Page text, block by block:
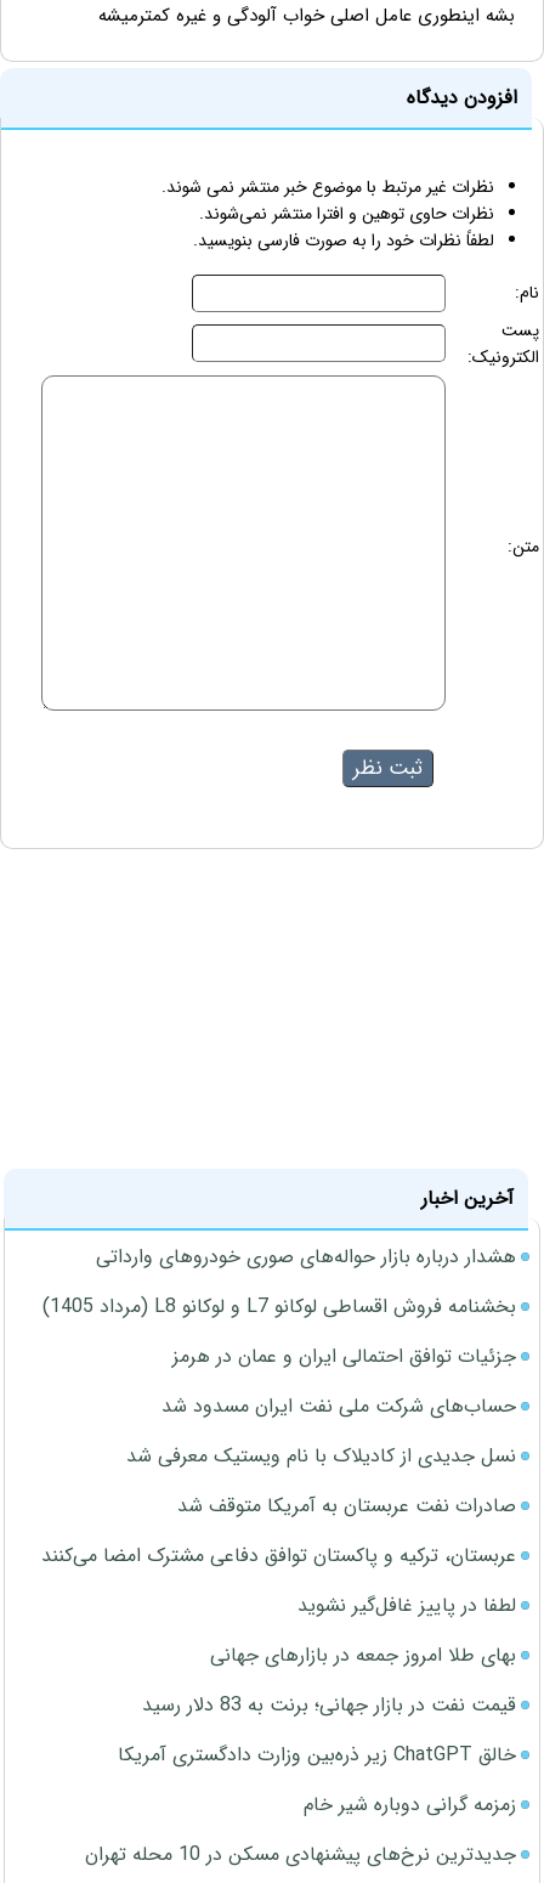
بشه اینطوری عامل اصلی خواب آلودگی و غیره کمترمیشه
افزودن دیدگاه
نظرات غیر مرتبط با موضوع خبر منتشر نمی شوند.
نظرات حاوی توهین و افترا منتشر نمی‌شوند.
لطفاً نظرات خود را به صورت فارسی بنویسید.
نام:
پست
الکترونیک:
متن:
آخرین اخبار
هشدار درباره بازار حواله‌های صوری خودروهای وارداتی
بخشنامه فروش اقساطی لوکانو L7 و لوکانو L8 (مرداد 1405)
جزئیات توافق احتمالی ایران و عمان در هرمز
حساب‌های شرکت ملی نفت ایران مسدود شد
نسل جدیدی از کادیلاک با نام ویستیک معرفی شد
صادرات نفت عربستان به آمریکا متوقف شد
عربستان، ترکیه و پاکستان توافق دفاعی مشترک امضا می‌کنند
لطفا در پاییز غافل‌گیر نشوید
بهای طلا امروز جمعه در بازارهای جهانی
قیمت نفت در بازار جهانی؛ برنت به 83 دلار رسید
خالق ChatGPT زیر ذره‌بین وزارت دادگستری آمریکا
زمزمه گرانی دوباره شیر خام
جدیدترین نرخ‌های پیشنهادی مسکن در 10 محله تهران